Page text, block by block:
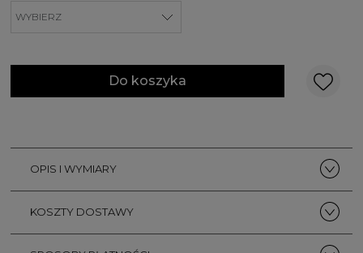
Do koszyka
OPIS I WYMIARY
KOSZTY DOSTAWY